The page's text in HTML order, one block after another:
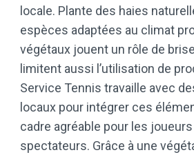
locale. Plante des haies
espèces adaptées au climat
végétaux jouent un rôle de
limitent aussi l’utilisation de
Service Tennis travaille avec
locaux pour intégrer ces
cadre agréable pour les
spectateurs. Grâce à une